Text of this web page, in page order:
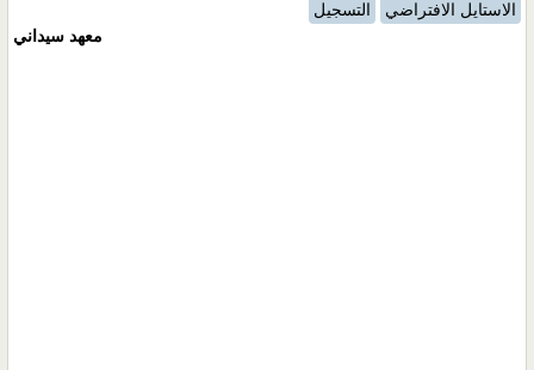
الاستايل الافتراضي
التسجيل
معهد سيداني